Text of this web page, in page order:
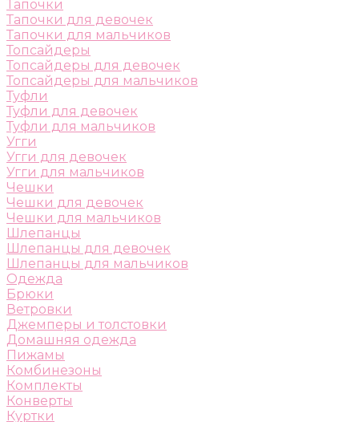
Тапочки
Тапочки для девочек
Тапочки для мальчиков
Топсайдеры
Топсайдеры для девочек
Топсайдеры для мальчиков
Туфли
Туфли для девочек
Туфли для мальчиков
Угги
Угги для девочек
Угги для мальчиков
Чешки
Чешки для девочек
Чешки для мальчиков
Шлепанцы
Шлепанцы для девочек
Шлепанцы для мальчиков
Одежда
Брюки
Ветровки
Джемперы и толстовки
Домашняя одежда
Пижамы
Комбинезоны
Комплекты
Конверты
Куртки